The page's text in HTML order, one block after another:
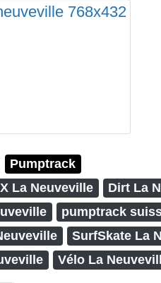
Pumptrack
La Neuveville Dirt La
pumptrack
SurfSkate La
Vélo La